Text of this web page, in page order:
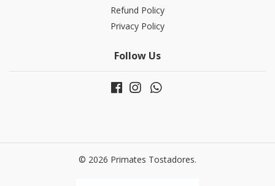
Refund Policy
Privacy Policy
Follow Us
© 2026 Primates Tostadores.